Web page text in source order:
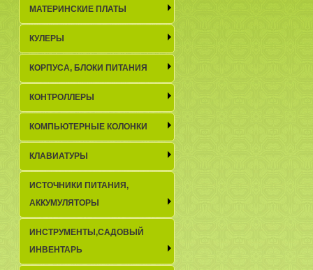
МАТЕРИНСКИЕ ПЛАТЫ
КУЛЕРЫ
КОРПУСА, БЛОКИ ПИТАНИЯ
КОНТРОЛЛЕРЫ
КОМПЬЮТЕРНЫЕ КОЛОНКИ
КЛАВИАТУРЫ
ИСТОЧНИКИ ПИТАНИЯ,
АККУМУЛЯТОРЫ
ИНСТРУМЕНТЫ,САДОВЫЙ
ИНВЕНТАРЬ